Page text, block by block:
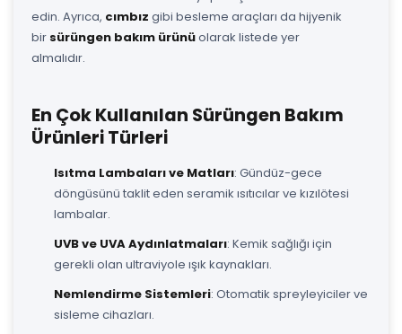
edin. Ayrıca, cımbız gibi besleme araçları da hijyenik
bir sürüngen bakım ürünüolarak listede yer
almalıdır.
En Çok Kullanılan Sürüngen Bakım
Ürünleri Türleri
Isıtma Lambaları ve Matları: Gündüz-gece
döngüsünü taklit eden seramik ısıtıcılar ve kızılötesi
lambalar.
UVB ve UVA Aydınlatmaları: Kemik sağlığı için
gerekli olan ultraviyole ışık kaynakları.
Nemlendirme Sistemleri: Otomatik spreyleyiciler ve
sisleme cihazları.